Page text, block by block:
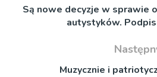
Są nowe decyzje w sprawie
autystyków.
Muzycznie i